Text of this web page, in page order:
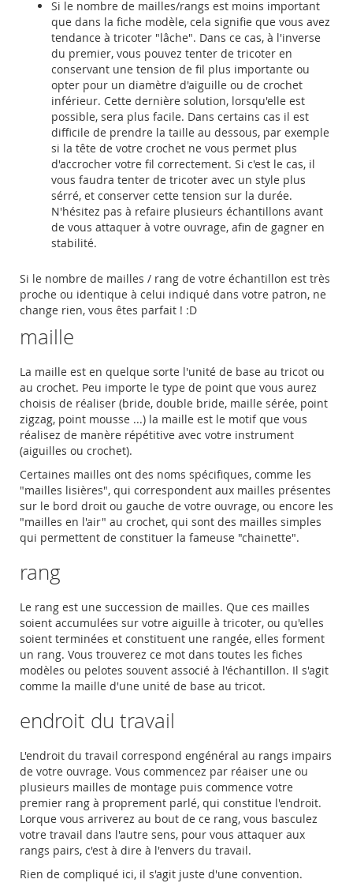
Si le nombre de mailles/rangs est moins important
que dans la fiche modèle, cela signifie que vous avez
tendance à tricoter "lâche". Dans ce cas, à l'inverse
du premier, vous pouvez tenter de tricoter en
conservant une tension de fil plus importante ou
opter pour un diamètre d'aiguille ou de crochet
inférieur. Cette dernière solution, lorsqu'elle est
possible, sera plus facile. Dans certains cas il est
difficile de prendre la taille au dessous, par exemple
si la tête de votre crochet ne vous permet plus
d'accrocher votre fil correctement. Si c'est le cas, il
vous faudra tenter de tricoter avec un style plus
sérré, et conserver cette tension sur la durée.
N'hésitez pas à refaire plusieurs échantillons avant
de vous attaquer à votre ouvrage, afin de gagner en
stabilité.
Si le nombre de mailles / rang de votre échantillon est très
proche ou identique à celui indiqué dans votre patron, ne
change rien, vous êtes parfait ! :D
maille
La maille est en quelque sorte l'unité de base au tricot ou
au crochet. Peu importe le type de point que vous aurez
choisis de réaliser (bride, double bride, maille sérée, point
zigzag, point mousse ...) la maille est le motif que vous
réalisez de manère répétitive avec votre instrument
(aiguilles ou crochet).
Certaines mailles ont des noms spécifiques, comme les
"mailles lisières", qui correspondent aux mailles présentes
sur le bord droit ou gauche de votre ouvrage, ou encore les
"mailles en l'air" au crochet, qui sont des mailles simples
qui permettent de constituer la fameuse "chainette".
rang
Le rang est une succession de mailles. Que ces mailles
soient accumulées sur votre aiguille à tricoter, ou qu'elles
soient terminées et constituent une rangée, elles forment
un rang. Vous trouverez ce mot dans toutes les fiches
modèles ou pelotes souvent associé à l'échantillon. Il s'agit
comme la maille d'une unité de base au tricot.
endroit du travail
L'endroit du travail correspond engénéral au rangs impairs
de votre ouvrage. Vous commencez par réaiser une ou
plusieurs mailles de montage puis commence votre
premier rang à proprement parlé, qui constitue l'endroit.
Lorque vous arriverez au bout de ce rang, vous basculez
votre travail dans l'autre sens, pour vous attaquer aux
rangs pairs, c'est à dire à l'envers du travail.
Rien de compliqué ici, il s'agit juste d'une convention.